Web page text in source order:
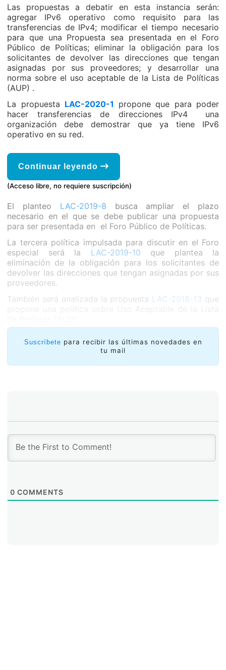
Las propuestas a debatir en esta instancia serán:
agregar IPv6 operativo como requisito para las
transferencias de IPv4; modificar el tiempo necesario
para que una Propuesta sea presentada en el Foro
Público de Políticas; eliminar la obligación para los
solicitantes de devolver las direcciones que tengan
asignadas por sus proveedores; y desarrollar una
norma sobre el uso aceptable de la Lista de Políticas
(AUP) .
La propuesta LAC-2020-1 propone que para poder
hacer transferencias de direcciones IPv4 una
organización debe demostrar que ya tiene IPv6
operativo en su red.
Continuar leyendo
(Acceso libre, no requiere suscripción)
El planteo LAC-2019-8 busca ampliar el plazo
necesario en el que se debe publicar una propuesta
para ser presentada en el Foro Público de Políticas.
La tercera política impulsada para discutir en el Foro
especial será la LAC-2019-10 que plantea la
eliminación de la obligación para los solicitantes de
devolver las direcciones que tengan asignadas por sus
proveedores.
También será analizada la propuesta LAC-2018-13 que
Suscríbete para recibir las últimas novedades en
tu mail
0 COMMENTS